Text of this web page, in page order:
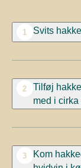
1 Svits
2
Tilføj
med i cirka
3
Kom